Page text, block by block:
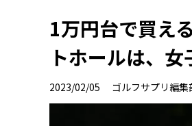
1万円台で買え
トホールは、
2023/02/05 ゴルフサプリ編